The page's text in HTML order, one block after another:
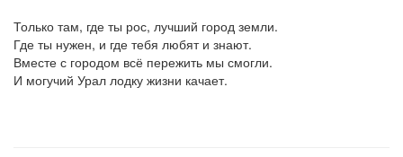
Только там, где ты рос, лучший город земли.
Где ты нужен, и где тебя любят и знают.
Вместе с городом всё пережить мы смогли.
И могучий Урал лодку жизни качает.